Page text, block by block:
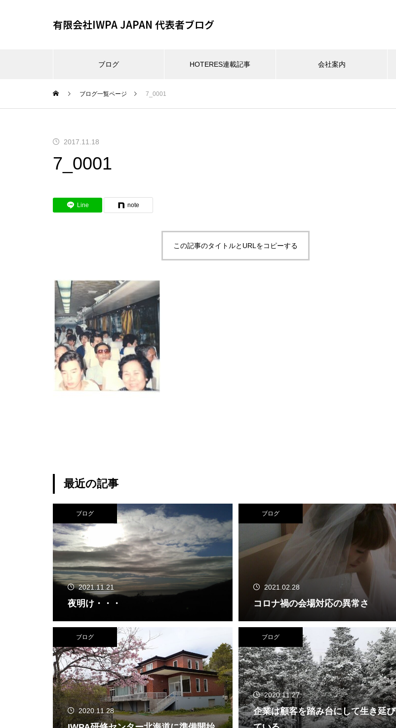
有限会社IWPA JAPAN 代表者ブログ
ブログ HOTERES連載記事 会社案内
ブログ一覧ページ 7_0001
2017.11.18
7_0001
Line note
この記事のタイトルとURLをコピーする
最近の記事
ブログ
2021.11.21
夜明け・・・
ブログ
2021.02.28
コロナ禍の会場対応の異常さ
ブログ
2020.11.28
ブログ
2020.11.27
企業は顧客を踏み台にして生き延び